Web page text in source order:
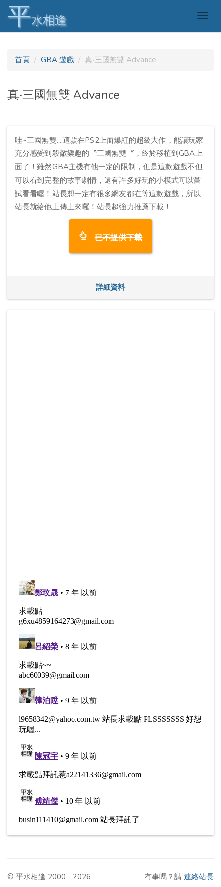
平水相逢
首頁 GBA 遊戲 真‧三國無雙 Advance
真‧三國無雙 Advance
哇~三國無雙....這款在PS2上面爆紅的超級大作，能讓玩家
充分感受到殺敵樂趣的〝三國無雙〞，終於移植到GBA上
面了！雖然GBA主機有他一定的限制，但是這款遊戲不但
可以看到完整的故事劇情，還有許多好玩的小模式可以嘗
試看看喔！站長想一定有很多網友都在等這款遊戲，所以
站長就給他上傳上來囉！站長超強力推薦下載！
已不提供下載
詳細資料
© 平水相逢 2000 - 2026 有事嗎？請 連絡站長